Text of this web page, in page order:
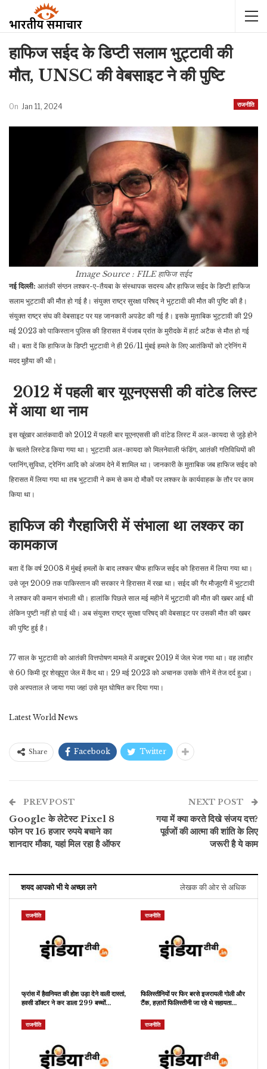
हाफिज सईद के डिप्टी सलाम भुट्टावी की
मौत, UNSC की वेबसाइट ने की पुष्टि
राजनीति
On Jan 11, 2024
Image Source : FILEहाफिज सईद
नई दिल्ली: आतंकी संग्ठन लश्कर-ए-तैयबा के संस्थापक सदस्य और हाफिज सईद के डिप्टी हाफिज
सलाम भुट्टावी की मौत हो गई है। संयुक्त राष्ट्र सुरक्षा परिषद् ने भुट्टावी की मौत की पुष्टि की है।
संयुक्त राष्ट्र संघ की वेबसाइट पर यह जानकारी अपडेट की गई है। इसके मुताबिक भुट्टावी की 29
मई 2023 को पाकिस्तान पुलिस की हिरासत में पंजाब प्रांत के मुरीदके में हार्ट अटैक से मौत हो गई
थी। बता दें कि हाफिज के डिप्टी भुट्टावी ने ही 26/11 मुंबई हमले के लिए आतंकियों को ट्रेनिंग में
मदद मुहैया की थी।
2012 में पहली बार यूएनएससी की वांटेड लिस्ट
में आया था नाम
इस खूंखार आतंकवादी को 2012 में पहली बार यूएनएससी की वांटेड लिस्ट में अल-कायदा से जुड़े होने
के चलते लिस्टेड किया गया था। भुट्टावी अल-कायदा को मिलनेवाली फंडिंग, आतंकी गतिविधियों की
प्लानिंग,सुविधा, ट्रेनिंग आदि को अंजाम देने में शामिल था। जानकारी के मुताबिक जब हाफिज सईद को
हिरासत में लिया गया था तब भुट्टावी ने कम से कम दो मौकों पर लश्कर के कार्यवाहक के तौर पर काम
किया था।
हाफिज की गैरहाजिरी में संभाला था लश्कर का
कामकाज
बता दें कि वर्ष 2008 में मुंबई हमलों के बाद लश्कर चीफ हाफिज सईद को हिरासत में लिया गया था।
उसे जून 2009 तक पाकिस्तान की सरकार ने हिरासत में रखा था। सईद की गैर मौजूदगी में भुट्टावी
ने लश्कर की कमान संभाली थी। हालांकि पिछले साल मई महीने में भु्ट्टावी की मौत की खबर आई थी
लेकिन पुष्टी नहीं हो पाई थी। अब संयुक्त राष्ट्र सुरक्षा परिषद् की वेबसाइट पर उसकी मौत की खबर
की पुष्टि हुई है।
77 साल के भुट्टावी को आतंकी वित्तपोषण मामले में अक्टूबर 2019 में जेल भेजा गया था। वह लाहौर
से 60 किमी दूर शेखूपुरा जेल में कैद था। 29 मई 2023 को अचानक उसके सीने में तेज दर्द हुआ।
उसे अस्पताल ले जाया गया जहां उसे मृत घोषित कर दिया गया।
Latest World News
Share Facebook Twitter
PREV POST
Google के लेटेस्ट Pixel 8
फोन पर 16 हजार रुपये बचाने का
शानदार मौका, यहां मिल रहा है ऑफर
NEXT POST
गया में क्या करते दिखे संजय दत्त?
पूर्वजों की आत्मा की शांति के लिए
जरूरी है ये काम
शयद आपको भी ये अच्छा लगे लेखक की ओर से अधिक
राजनीति
फ्रांस में हैवानियत की होश उड़ा देने वाली दास्तां,
हवसी डॉक्टर ने कर डाला 299 बच्चों…
राजनीति
फिलिस्तीनियों पर फिर बरसे इजरायली गोली और
टैंक, हज़ारों फिलिस्तीनी जा रहे थे सहायता…
राजनीति राजनीति